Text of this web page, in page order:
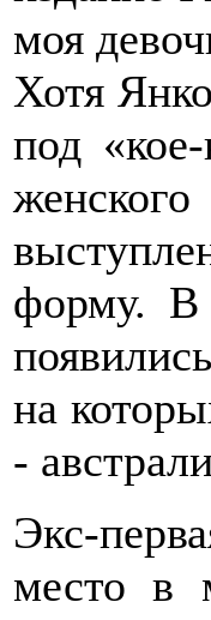
моя
Хотя
под «кое-
форму. В
на
-
Экс-
место в